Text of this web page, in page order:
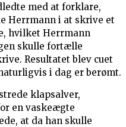
med at forklare,
Herrmann i at skrive et
hvilket Herrmann
skulle fortælle
Resultatet blev cuet
i dag er berømt.
klapsalver,
en vaskeægte
at da han skulle